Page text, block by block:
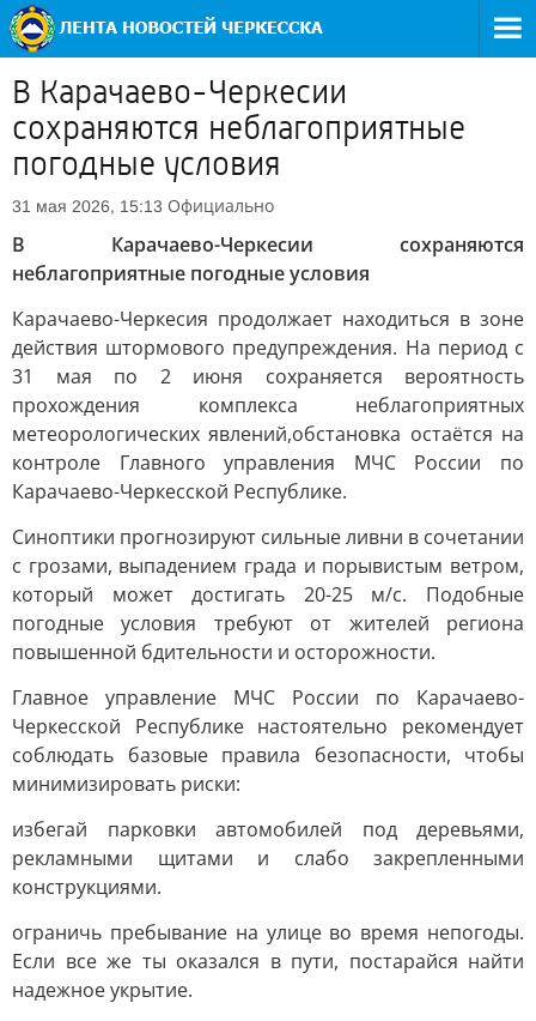
В Карачаево-Черкесии
сохраняются неблагоприятные
погодные условия
31 мая 2026, 15:13 Официально
В Карачаево-Черкесии сохраняются
неблагоприятные погодные условия
Карачаево-Черкесия продолжает находиться в зоне
действия штормового предупреждения. На период с
31 мая по 2 июня сохраняется вероятность
прохождения комплекса неблагоприятных
метеорологических явлений,обстановка остаётся на
контроле Главного управления МЧС России по
Карачаево-Черкесской Республике.
Синоптики прогнозируют сильные ливни в сочетании
с грозами, выпадением града и порывистым ветром,
который может достигать 20-25 м/с. Подобные
погодные условия требуют от жителей региона
повышенной бдительности и осторожности.
Главное управление МЧС России по Карачаево-
Черкесской Республике настоятельно рекомендует
соблюдать базовые правила безопасности, чтобы
минимизировать риски:
избегай парковки автомобилей под деревьями,
рекламными щитами и слабо закрепленными
конструкциями.
ограничь пребывание на улице во время непогоды.
Если все же ты оказался в пути, постарайся найти
надежное укрытие.